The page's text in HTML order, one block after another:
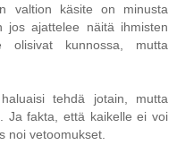
valtion käsite on minusta
jos ajattelee näitä ihmisten
kunnossa, mutta
tehdä jotain, mutta
Ja fakta, että kaikelle ei voi
noi vetoomukset.